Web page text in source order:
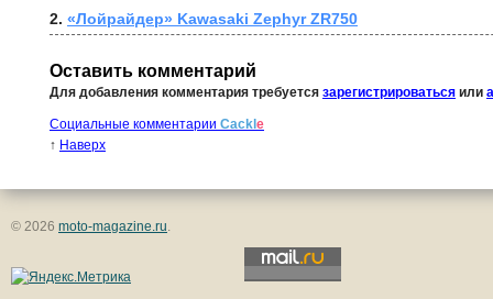
2. «Лойрайдер» Kawasaki Zephyr ZR750
Оставить комментарий
Для добавления комментария требуется зарегистрироваться или
Социальные комментарии Cackle
↑ Наверх
© 2026 moto-magazine.ru.